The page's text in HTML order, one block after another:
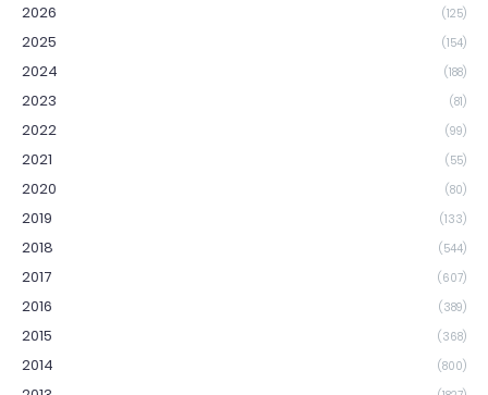
2026 (125)
2025 (154)
2024 (188)
2023 (81)
2022 (99)
2021 (55)
2020 (80)
2019 (133)
2018 (544)
2017 (607)
2016 (389)
2015 (368)
2014 (800)